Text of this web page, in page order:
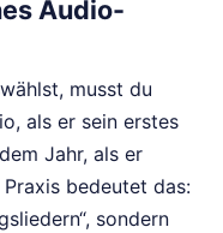
Audio-
musst du
als er sein erstes
Jahr, als er
bedeutet das:
sondern